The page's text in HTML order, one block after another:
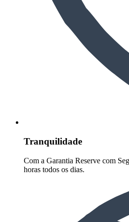
Tranquilidade
Com a Garantia Reserve com
horas todos os dias.